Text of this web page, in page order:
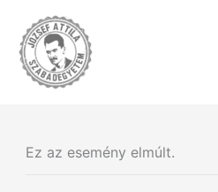
content
Ez az esemény elmúlt.